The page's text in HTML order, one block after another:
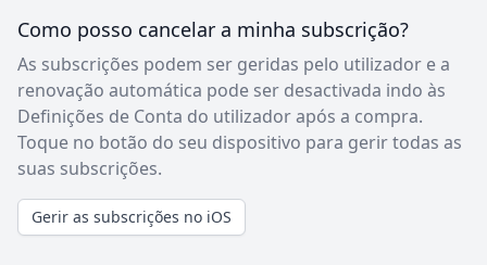
Como posso cancelar a minha subscrição?
As subscrições podem ser geridas pelo utilizador e a
renovação automática pode ser desactivada indo às
Definições de Conta do utilizador após a compra.
Toque no botão do seu dispositivo para gerir todas as
suas subscrições.
Gerir as subscrições no iOS